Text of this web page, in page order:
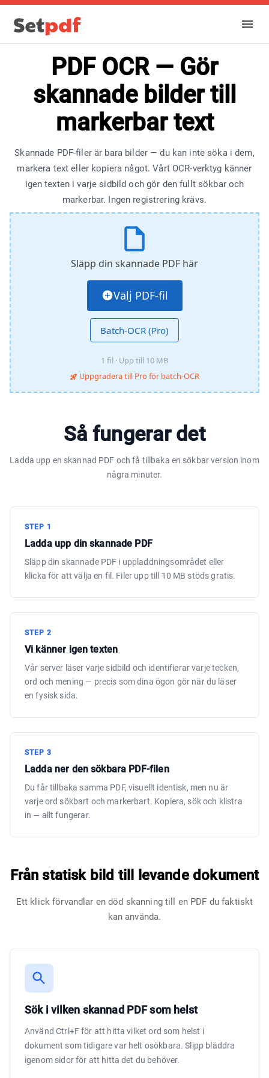
PDF OCR — Gör
skannade bilder till
markerbar text
Skannade PDF-filer är bara bilder — du kan inte söka i dem,
markera text eller kopiera något. Vårt OCR-verktyg känner
igen texten i varje sidbild och gör den fullt sökbar och
markerbar. Ingen registrering krävs.
Släpp din skannade PDF här
Välj PDF-fil
Batch-OCR (Pro)
1 fil · Upp till 10 MB
Uppgradera till Pro för batch-OCR
Så fungerar det
Ladda upp en skannad PDF och få tillbaka en sökbar version inom
några minuter.
STEP 1
Ladda upp din skannade PDF
Släpp din skannade PDF i uppladdningsområdet eller
klicka för att välja en fil. Filer upp till 10 MB stöds gratis.
STEP 2
Vi känner igen texten
Vår server läser varje sidbild och identifierar varje tecken,
ord och mening — precis som dina ögon gör när du läser
en fysisk sida.
STEP 3
Ladda ner den sökbara PDF-filen
Du får tillbaka samma PDF, visuellt identisk, men nu är
varje ord sökbart och markerbart. Kopiera, sök och klistra
in — allt fungerar.
Från statisk bild till levande dokument
Ett klick förvandlar en död skanning till en PDF du faktiskt
kan använda.
Sök i vilken skannad PDF som helst
Använd Ctrl+F för att hitta vilket ord som helst i
dokument som tidigare var helt osökbara. Slipp bläddra
igenom sidor för att hitta det du behöver.